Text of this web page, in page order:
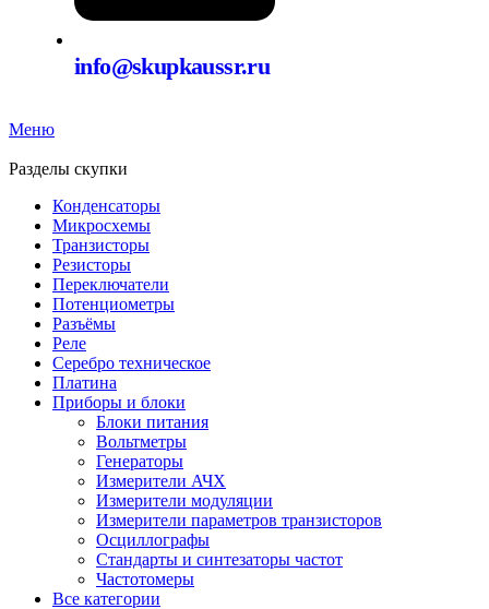
info@skupkaussr.ru
Меню
Разделы скупки
Конденсаторы
Микросхемы
Транзисторы
Резисторы
Переключатели
Потенциометры
Разъёмы
Реле
Серебро техническое
Платина
Приборы и блоки
Блоки питания
Вольтметры
Генераторы
Измерители АЧХ
Измерители модуляции
Измерители параметров транзисторов
Осциллографы
Стандарты и синтезаторы частот
Частотомеры
Все категории